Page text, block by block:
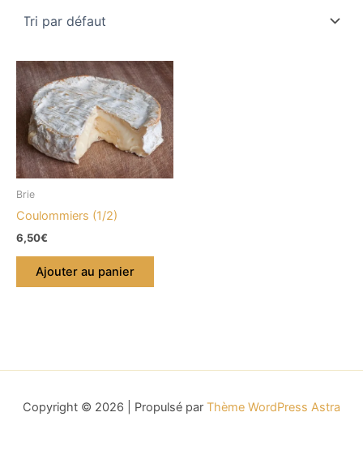
Brie
Coulommiers (1/2)
6,50€
Ajouter au panier
Copyright © 2026 | Propulsé par Thème WordPress Astra